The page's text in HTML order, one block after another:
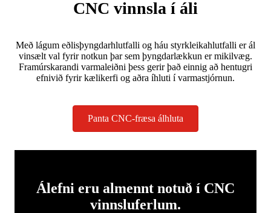
CNC vinnsla í áli
Með lágum eðlisþyngdarhlutfalli og háu styrkleikahlutfalli er ál
vinsælt val fyrir notkun þar sem þyngdarlækkun er mikilvæg.
Framúrskarandi varmaleiðni þess gerir það einnig að hentugri
efnivið fyrir kælikerfi og aðra íhluti í varmastjórnun.
Panta CNC-fræsa álhluta
Álefni eru almennt notuð í CNC
vinnsluferlum.